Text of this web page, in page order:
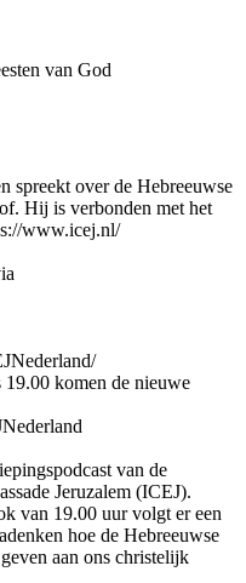
van God
spreekt over de Hebreeuwse
Hij is verbonden met het
www.icej.nl/
komen de nieuwe
van de
Jeruzalem (ICEJ).
van 19.00 uur volgt er een
hoe de Hebreeuwse
aan ons christelijk